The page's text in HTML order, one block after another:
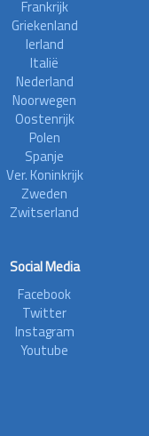
Frankrijk
Griekenland
Ierland
Italië
Nederland
Noorwegen
Oostenrijk
Polen
Spanje
Ver. Koninkrijk
Zweden
Zwitserland
Social Media
Facebook
Twitter
Instagram
Youtube